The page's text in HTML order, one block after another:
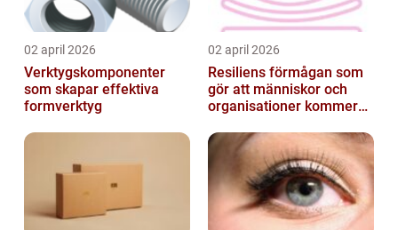
02 april 2026
Verktygskomponenter
som skapar effektiva
formverktyg
02 april 2026
Resiliens förmågan som
gör att människor och
organisationer kommer